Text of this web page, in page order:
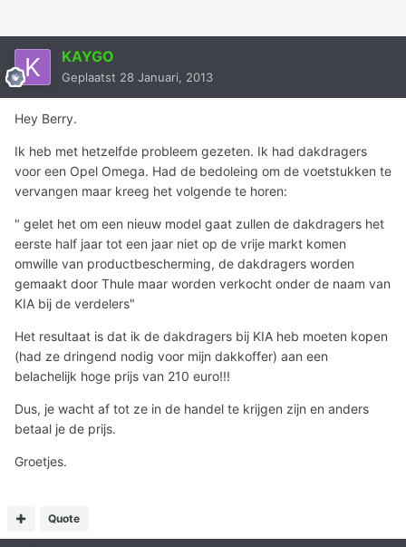
KAYGO
Geplaatst 28 Januari, 2013
Hey Berry.
Ik heb met hetzelfde probleem gezeten. Ik had dakdragers
voor een Opel Omega. Had de bedoleing om de voetstukken te
vervangen maar kreeg het volgende te horen:
" gelet het om een nieuw model gaat zullen de dakdragers het
eerste half jaar tot een jaar niet op de vrije markt komen
omwille van productbescherming, de dakdragers worden
gemaakt door Thule maar worden verkocht onder de naam van
KIA bij de verdelers"
Het resultaat is dat ik de dakdragers bij KIA heb moeten kopen
(had ze dringend nodig voor mijn dakkoffer) aan een
belachelijk hoge prijs van 210 euro!!!
Dus, je wacht af tot ze in de handel te krijgen zijn en anders
betaal je de prijs.
Groetjes.
Quote